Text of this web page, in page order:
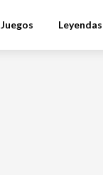
Juegos Leyendas